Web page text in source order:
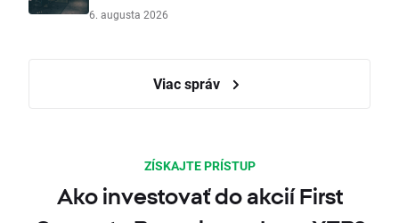
6. augusta 2026
Viac správ
ZÍSKAJTE PRÍSTUP
Ako investovať do akcií First